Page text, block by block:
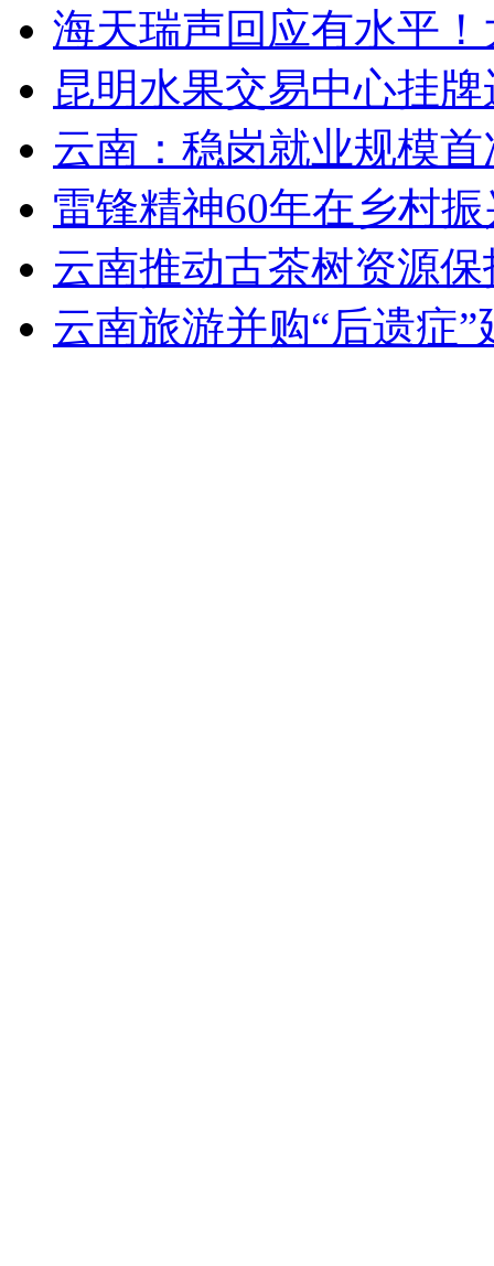
海天瑞声回应有水平
昆明水果交易中心挂
云南：稳岗就业规模
雷锋精神60年在乡村
云南推动古茶树资源保
云南旅游并购“后遗症